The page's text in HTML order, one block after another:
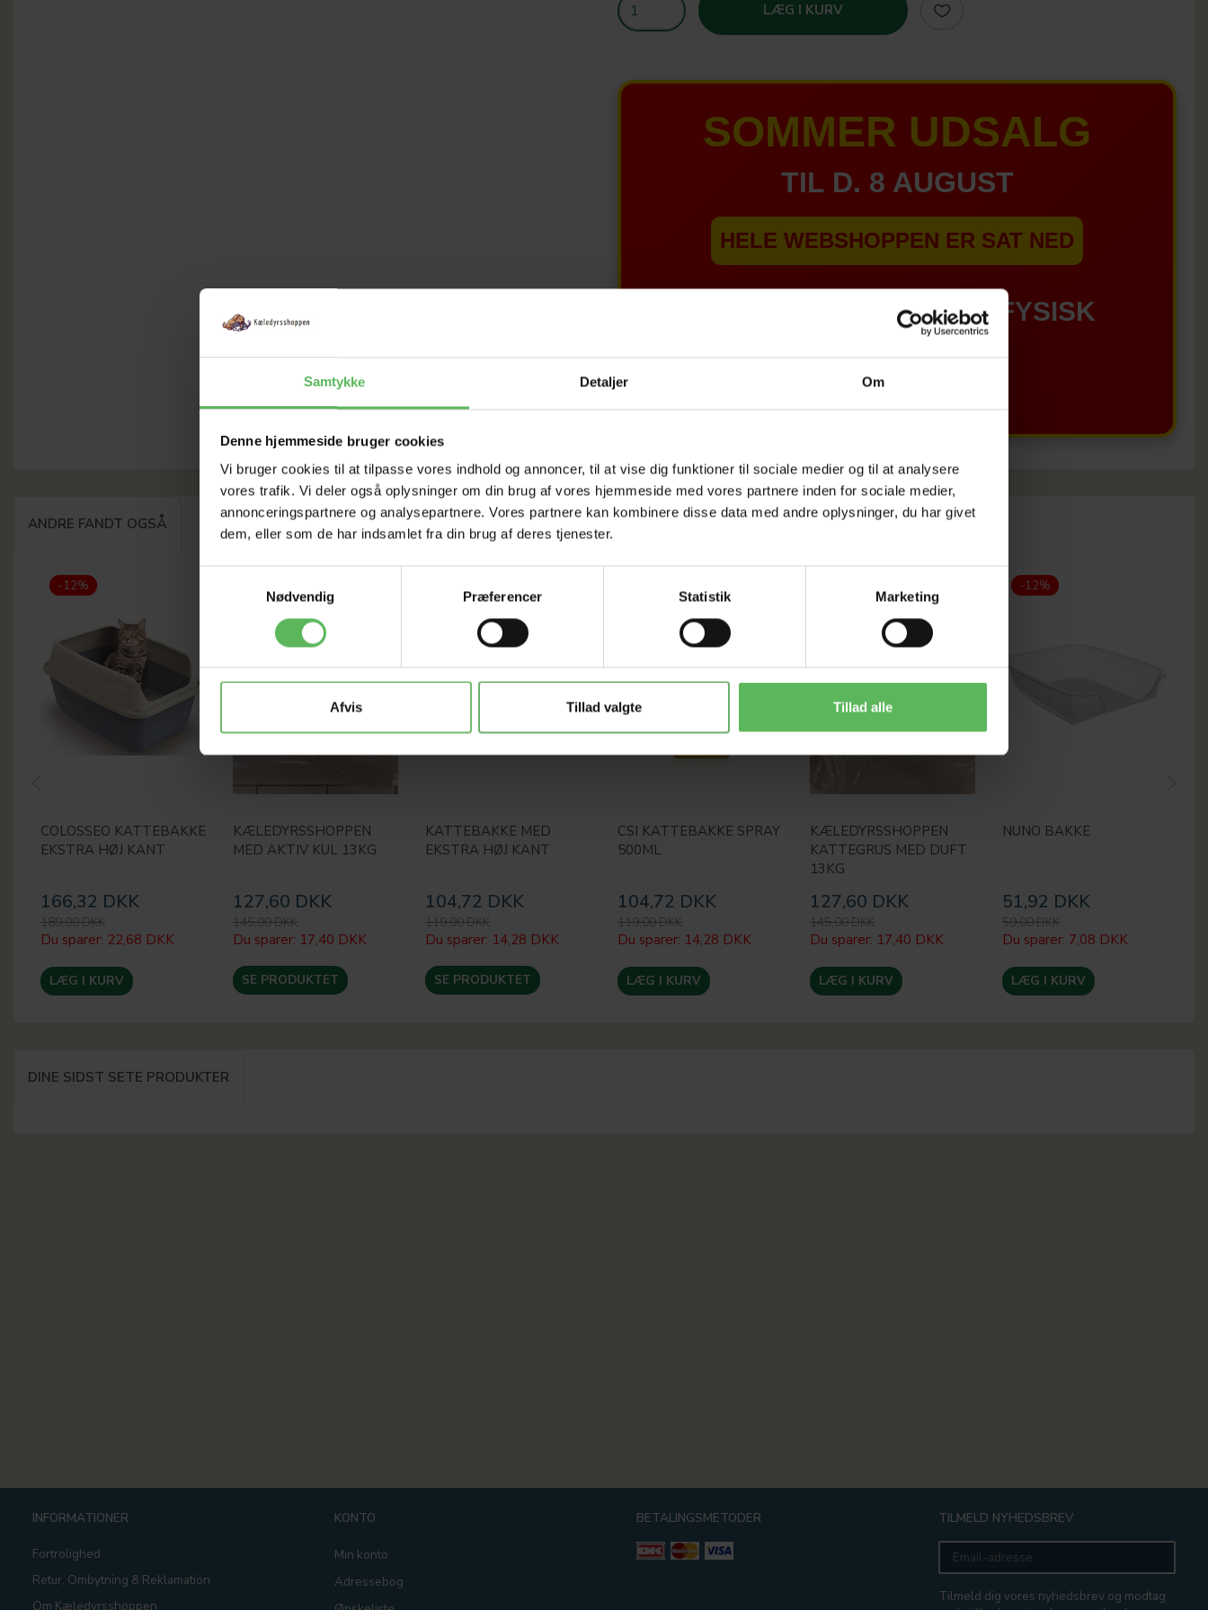
Samtykke Detaljer Om
Denne hjemmeside bruger cookies
Vi bruger cookies til at tilpasse vores indhold og annoncer, til at vise dig funktioner til sociale medier og til at analysere
vores trafik. Vi deler også oplysninger om din brug af vores hjemmeside med vores partnere inden for sociale medier,
annonceringspartnere og analysepartnere. Vores partnere kan kombinere disse data med andre oplysninger, du har givet
dem, eller som de har indsamlet fra din brug af deres tjenester.
Nødvendig
Præferencer Statistik Marketing
Afvis Tillad valgte Tillad alle
LÆG I KURV
SOMMER UDSALG
TIL D. 8 AUGUST
HELE WEBSHOPPEN ER SAT NED
Tilbud GÆLDER IKKE I FYSISK
BUTIKKERE
ANDRE FANDT OGSÅ
-12%
COLOSSEO KATTEBAKKE
EKSTRA HØJ KANT
166,32 DKK
189,00 DKK
Du sparer: 22,68 DKK
LÆG I KURV
-12%
KÆLEDYRSSHOPPEN
MED AKTIV KUL 13KG
127,60 DKK
145,00 DKK
Du sparer: 17,40 DKK
SE PRODUKTET
KATTEBAKKE MED
EKSTRA HØJ KANT
104,72 DKK
119,00 DKK
Du sparer: 14,28 DKK
SE PRODUKTET
CSI KATTEBAKKE SPRAY
500ML
104,72 DKK
119,00 DKK
Du sparer: 14,28 DKK
LÆG I KURV
KÆLEDYRSSHOPPEN
KATTEGRUS MED DUFT
13KG
127,60 DKK
145,00 DKK
Du sparer: 17,40 DKK
LÆG I KURV
-12%
NUNO BAKKE
51,92 DKK
59,00 DKK
Du sparer: 7,08 DKK
LÆG I KURV
DINE SIDST SETE PRODUKTER
INFORMATIONER
Fortrolighed
Retur, Ombytning & Reklamation
Om Kæledyrsshoppen
KONTO
Min konto
Adressebog
BETALINGSMETODER
TILMELD NYHEDSBREV
Email-
adresse
Tilmeld dig vores nyhedsbrev og modtag